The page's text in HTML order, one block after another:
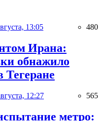
13:05 480
Ирана:
обнажило
Тегеране
12:27 565
метро: